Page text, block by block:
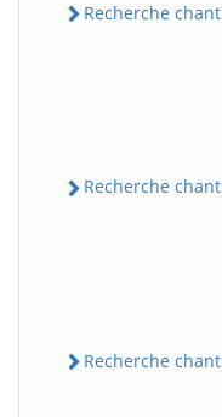
Recherche
Recherche
Recherche